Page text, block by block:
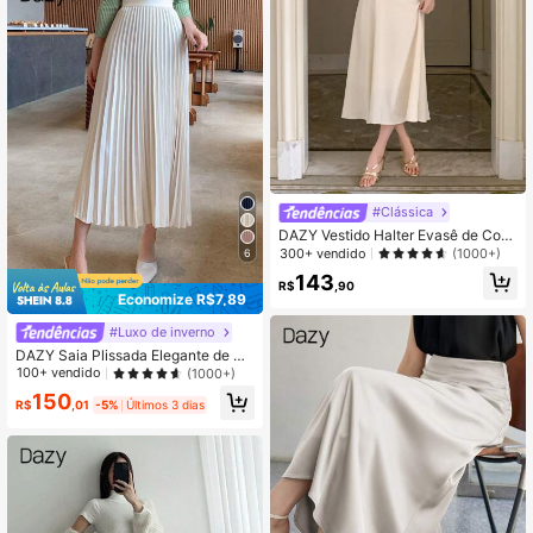
6
Economize R$7,89
#Luxo de inverno
DAZY Saia Plissada Elegante de Co
r Sólida para Mulheres, Primavera/V
100+ vendido (1000+)
R$150 ,01 -5% Últimos 3 dias
#Clássica
DAZY Vestido Halter Evasê de Cor
Sólida para Mulheres, Vestido de Ve
rão Elegante para Festa, Formatura,
Aniversário, Réveillon
300+ vendido (1000+)
R$143 ,90